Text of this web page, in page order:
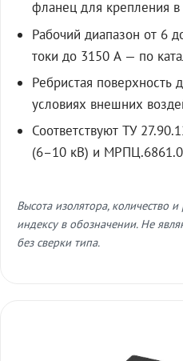
фланец для крепления в
Рабочий диапазон от 6
токи до 3150 А — по
Ребристая поверхность
условиях внешних
Соответствуют ТУ
(6–10 кВ) и
Высота изолятора, количество
индексу в обозначении. Не
без сверки типа.